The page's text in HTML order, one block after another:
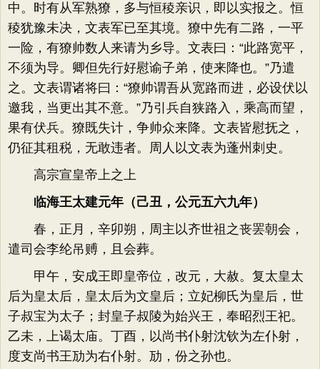
中。时有从军熟獠，多与恒稜亲识，即以实报之。恒
稜犹豫未决，文表军已至其境。獠中先有二路，一平
一险，有獠帅数人来请为乡导。文表曰：“此路宽平，
不须为导。卿但先行好慰谕子弟，使来降也。”乃遣
之。文表谓诸将曰：“獠帅谓吾从宽路而进，必设伏以
邀我，当更出其不意。”乃引兵自狭路入，乘高而望，
果有伏兵。獠既失计，争帅众来降。文表皆慰抚之，
仍征其租税，无敢违者。周人以文表为蓬州刺史。
高宗宣皇帝上之上
临海王太建元年（己丑，公元五六九年）
春，正月，辛卯朔，周主以齐世祖之丧罢朝会，
遣司会李纶吊赙，且会葬。
甲午，安成王即皇帝位，改元，大赦。复太皇太
后为皇太后，皇太后为文皇后；立妃柳氏为皇后，世
子叔宝为太子；封皇子叔陵为始兴王，奉昭烈王祀。
乙未，上谒太庙。丁酉，以尚书仆射沈钦为左仆射，
度支尚书王劢为右仆射。劢，份之孙也。